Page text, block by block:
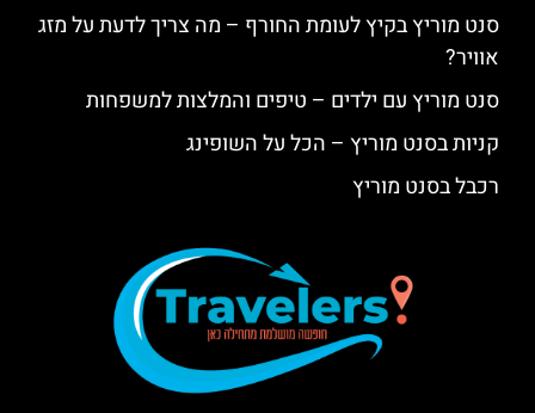
סנט מוריץ בקיץ לעומת החורף – מה צריך לדעת על מזג
אוויר?
סנט מוריץ עם ילדים – טיפים והמלצות למשפחות
קניות בסנט מוריץ – הכל על השופינג
רכבל בסנט מוריץ